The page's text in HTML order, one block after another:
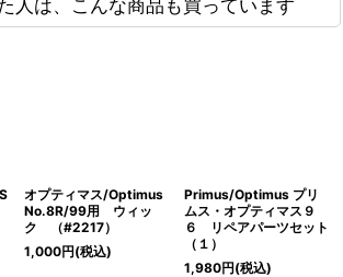
オプティマス/Optimus
No.8R/99用 ウィッ
ク （#2217）
1,000円(税込)
Primus/Optimus プリ
ムス・オプティマス９
６ リペアパーツセット
（１）
1,980円(税込)